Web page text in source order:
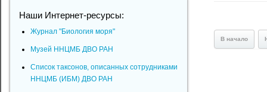
В начало
Наши Интернет-ресурсы:
Журнал "Биология моря"
Музей ННЦМБ ДВО РАН
Список таксонов, описанных сотрудниками
ННЦМБ (ИБМ) ДВО РАН